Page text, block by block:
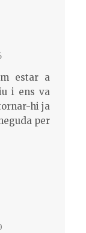
estar a
i ens va
hi ja
per